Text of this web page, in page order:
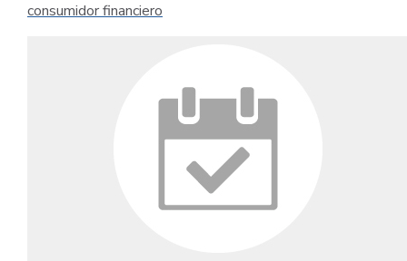
consumidor financiero